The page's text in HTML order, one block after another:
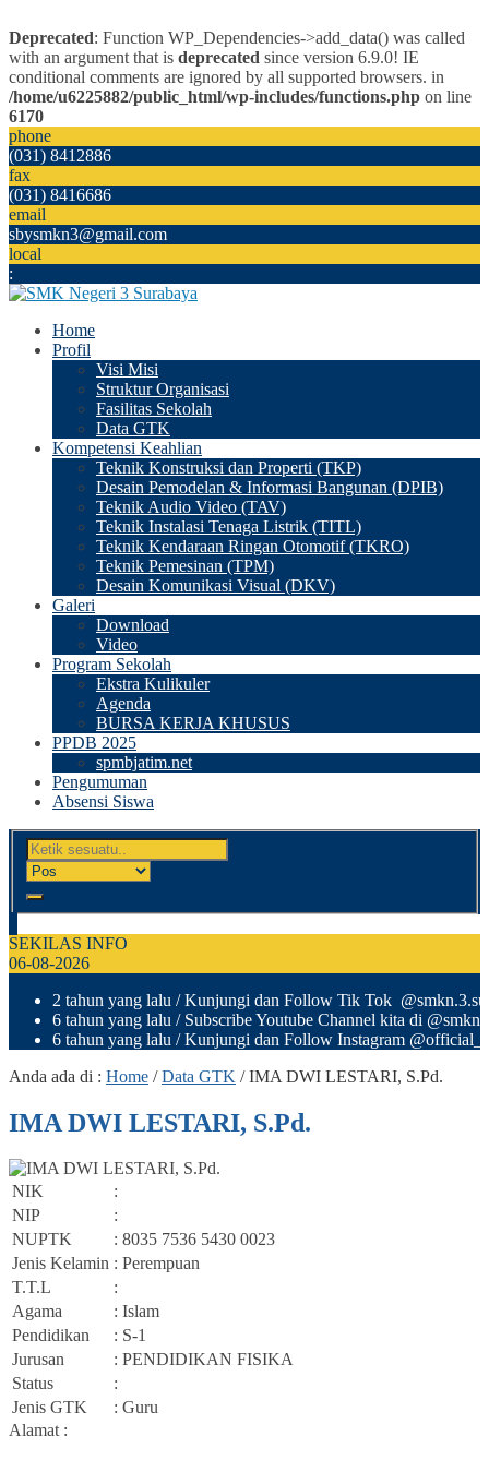
Deprecated: Function WP_Dependencies->add_data() was called
with an argument that is deprecated since version 6.9.0! IE
conditional comments are ignored by all supported browsers. in
/home/u6225882/public_html/wp-includes/functions.php on line
6170
phone
(031) 8412886
fax
(031) 8416686
email
sbysmkn3@gmail.com
local
:
Home
Profil
Visi Misi
Struktur Organisasi
Fasilitas Sekolah
Data GTK
Kompetensi Keahlian
Teknik Konstruksi dan Properti (TKP)
Desain Pemodelan & Informasi Bangunan (DPIB)
Teknik Audio Video (TAV)
Teknik Instalasi Tenaga Listrik (TITL)
Teknik Kendaraan Ringan Otomotif (TKRO)
Teknik Pemesinan (TPM)
Desain Komunikasi Visual (DKV)
Galeri
Download
Video
Program Sekolah
Ekstra Kulikuler
Agenda
BURSA KERJA KHUSUS
PPDB 2025
spmbjatim.net
Pengumuman
Absensi Siswa
SEKILAS INFO
06-08-2026
2 tahun yang lalu / Kunjungi dan Follow Tik Tok
6 tahun yang lalu / Subscribe Youtube Channel kita di
6 tahun yang lalu / Kunjungi dan Follow Instagram
Anda ada di : Home /Data GTK /IMA DWI LESTARI, S.Pd.
IMA DWI LESTARI, S.Pd.
NIK
:
NIP
:
NUPTK
: 8035 7536 5430 0023
Jenis Kelamin : Perempuan
T.T.L
:
Agama
: Islam
Pendidikan
: S-1
Jurusan
: PENDIDIKAN FISIKA
Status
:
Jenis GTK
: Guru
Alamat :